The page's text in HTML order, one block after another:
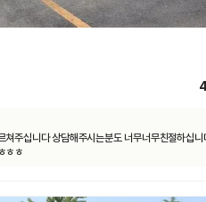
쳐주십니다 상담해주시는분도 너무너무친절하십니
ㅎㅎ